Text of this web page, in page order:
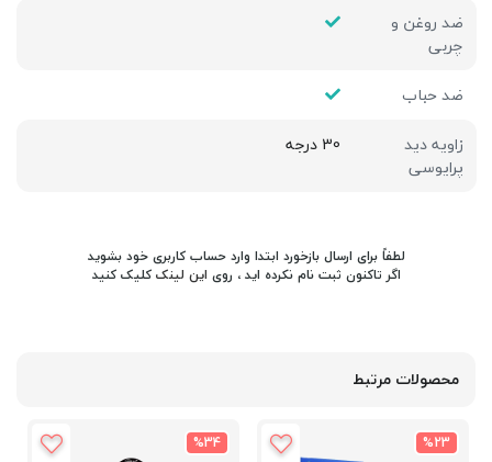
ضد روغن و
چربی
ضد حباب
زاویه دید
پرایوسی
30 درجه
لطفاً برای ارسال بازخورد ابتدا وارد حساب کاربری خود بشوید
اگر تاکنون ثبت نام نکرده اید ، روی این لینک کلیک کنید
محصولات مرتبط
%23
%34